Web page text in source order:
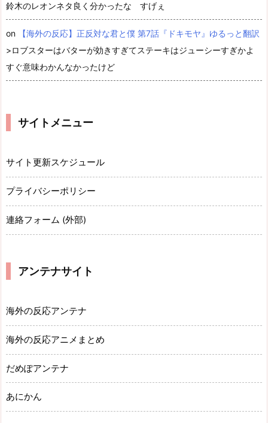
鈴木のレオンネタ良く分かったな すげぇ
on
【海外の反応】正反対な君と僕 第7話『ドキモヤ』ゆるっと翻訳
>ロブスターはバターが効きすぎてステーキはジューシーすぎかよ
すぐ意味わかんなかったけど
サイトメニュー
サイト更新スケジュール
プライバシーポリシー
連絡フォーム (外部)
アンテナサイト
海外の反応アンテナ
海外の反応アニメまとめ
だめぽアンテナ
あにかん